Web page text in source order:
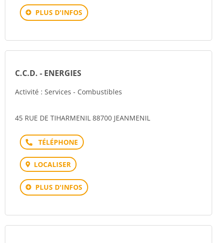
PLUS D'INFOS
C.C.D. - ENERGIES
Activité : Services - Combustibles
45 RUE DE TIHARMENIL 88700 JEANMENIL
Téléphone
LOCALISER
PLUS D'INFOS